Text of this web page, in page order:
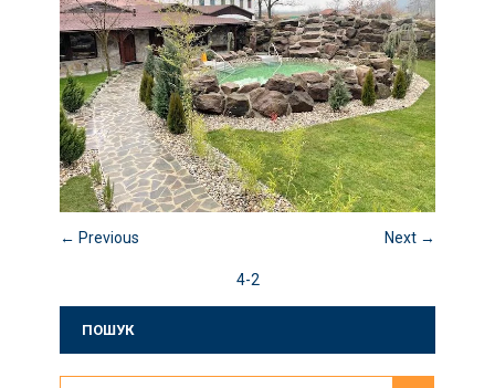
← Previous Next →
4-2
ПОШУК